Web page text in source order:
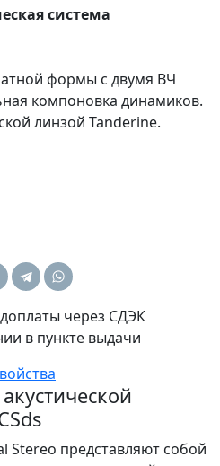
система
формы с двумя ВЧ
компоновка динамиков.
линзой Tanderine.
через СДЭК
в пункте выдачи
Stereo представляют собой